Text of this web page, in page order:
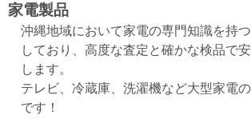
家電製品
沖縄地域において家電の専門知識を持
しており、高度な査定と確かな検品で
します。
テレビ、冷蔵庫、洗濯機など大型家電
です！